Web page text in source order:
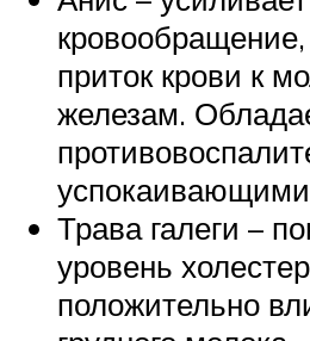
кровообращение,
приток крови к
железам.
Трава галеги –
уровень
положительно